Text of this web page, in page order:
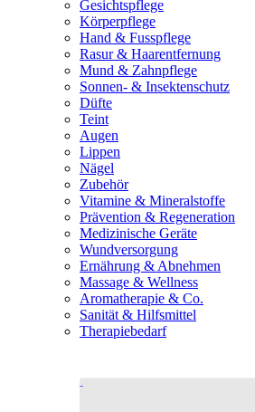
Gesichtspflege
Körperpflege
Hand & Fusspflege
Rasur & Haarentfernung
Mund & Zahnpflege
Sonnen- & Insektenschutz
Düfte
Teint
Augen
Lippen
Nägel
Zubehör
Vitamine & Mineralstoffe
Prävention & Regeneration
Medizinische Geräte
Wundversorgung
Ernährung & Abnehmen
Massage & Wellness
Aromatherapie & Co.
Sanität & Hilfsmittel
Therapiebedarf